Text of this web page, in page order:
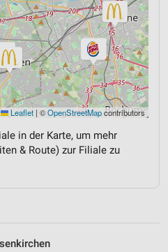
Leaflet | ©OpenStreetMapcontributors
in der Karte, um mehr
& Route) zur Filiale zu